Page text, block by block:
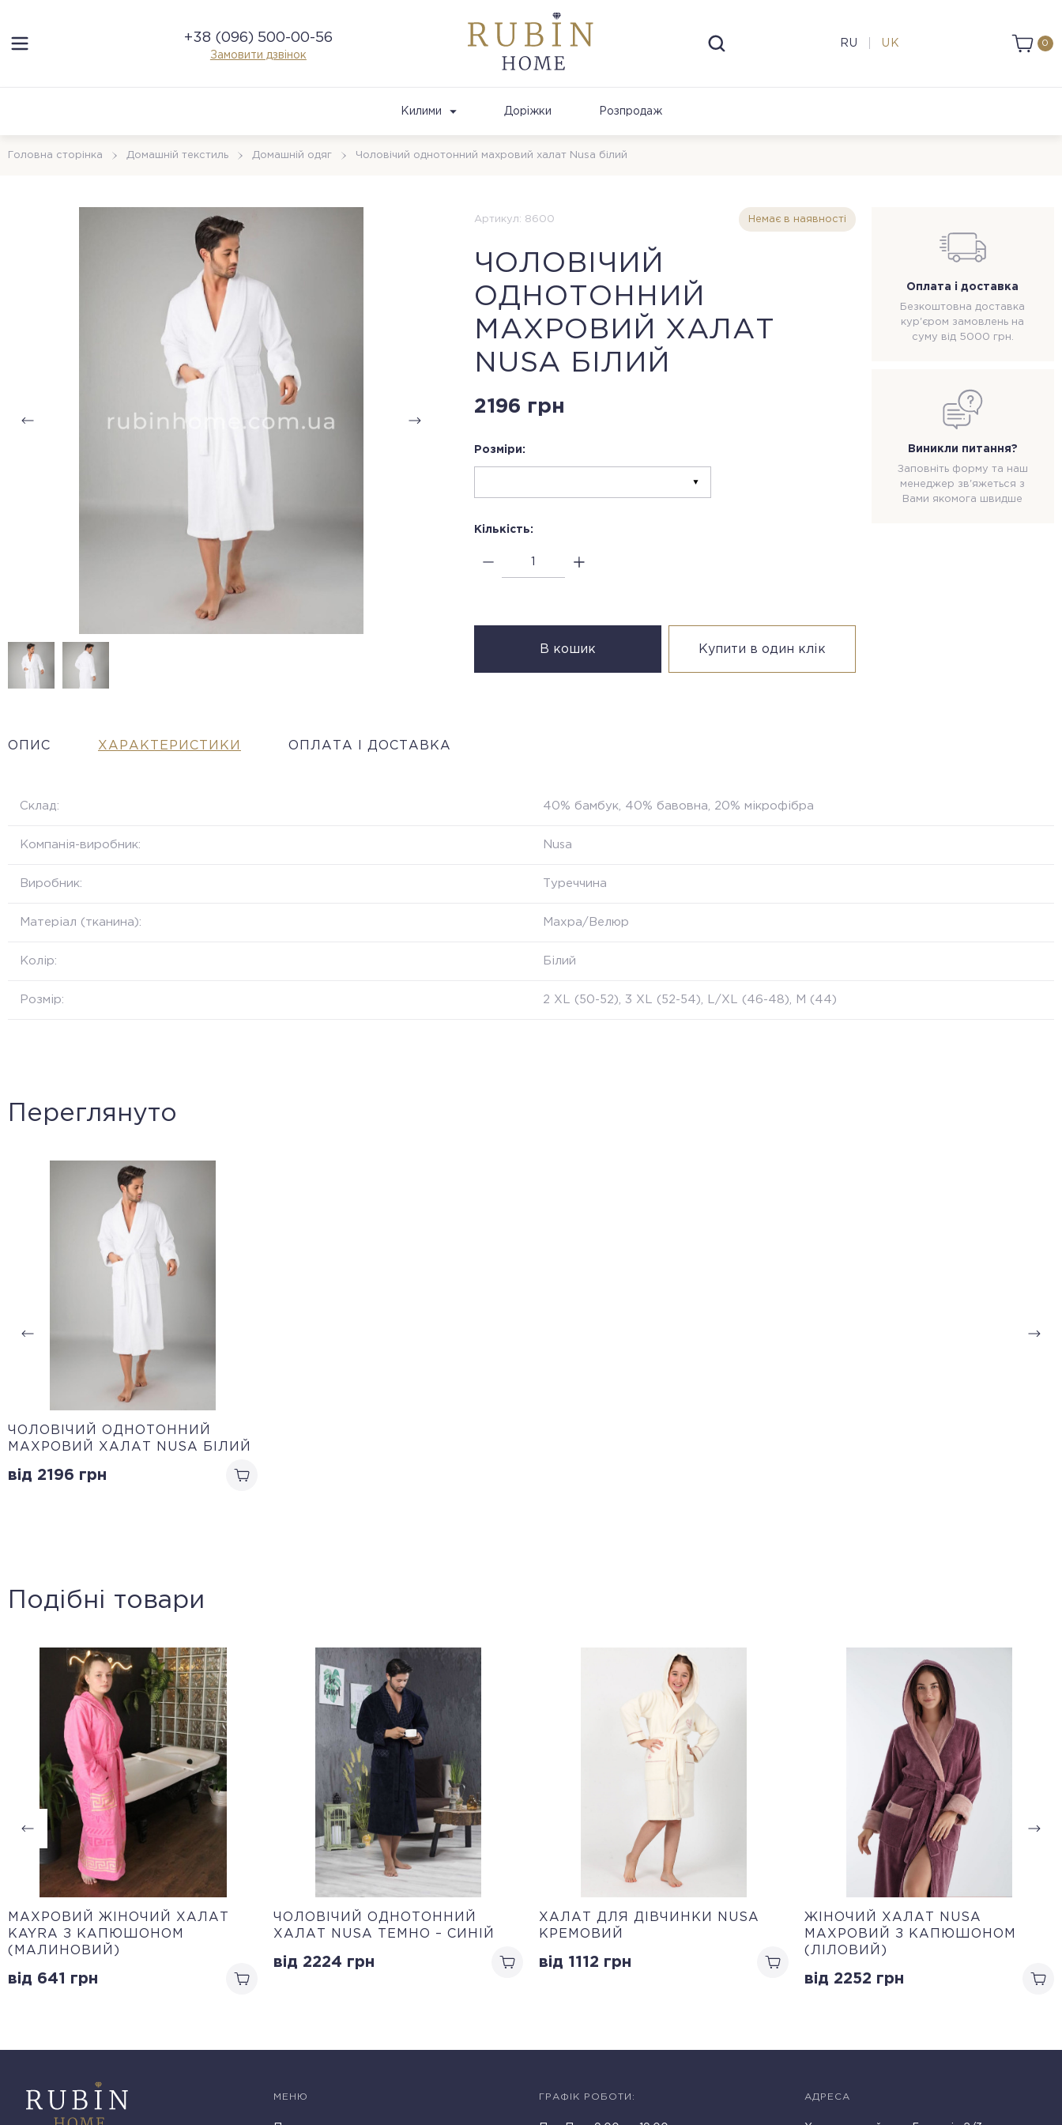
+38 (096) 500-00-56
Замовити дзвінок
RU UK 0
Килими Доріжки Розпродаж
Головна сторінка Домашній текстиль Домашній одяг Чоловічий однотонний махровий халат Nusa білий
Артикул: 8600 Немає в наявності
ЧОЛОВІЧИЙ
ОДНОТОННИЙ
МАХРОВИЙ ХАЛАТ
NUSA БІЛИЙ
2196 грн
Розміри:
Кількість:
В кошик Купити в один клік
Оплата і доставка
Безкоштовна доставка
кур'єром замовлень на
суму від 5000 грн.
Виникли питання?
Заповніть форму та наш
менеджер зв'яжеться з
Вами якомога швидше
ОПИС ХАРАКТЕРИСТИКИ ОПЛАТА І ДОСТАВКА
Склад: 40% бамбук, 40% бавовна, 20% мікрофібра
Компанія-виробник: Nusa
Виробник: Туреччина
Матеріал (тканина): Махра/Велюр
Колір: Білий
Розмір: 2 XL (50-52), 3 XL (52-54), L/XL (46-48), M (44)
Переглянуто
ЧОЛОВІЧИЙ ОДНОТОННИЙ
МАХРОВИЙ ХАЛАТ NUSA БІЛИЙ
від 2196 грн
Подібні товари
МАХРОВИЙ ЖІНОЧИЙ ХАЛАТ
KAYRA З КАПЮШОНОМ
(МАЛИНОВИЙ)
від 641 грн
ЧОЛОВІЧИЙ ОДНОТОННИЙ
ХАЛАТ NUSA ТЕМНО – СИНІЙ
від 2224 грн
ХАЛАТ ДЛЯ ДІВЧИНКИ NUSA
КРЕМОВИЙ
від 1112 грн
ЖІНОЧИЙ ХАЛАТ NUSA
МАХРОВИЙ З КАПЮШОНОМ
(ЛІЛОВИЙ)
від 2252 грн
МЕНЮ ГРАФІК РОБОТИ: АДРЕСА